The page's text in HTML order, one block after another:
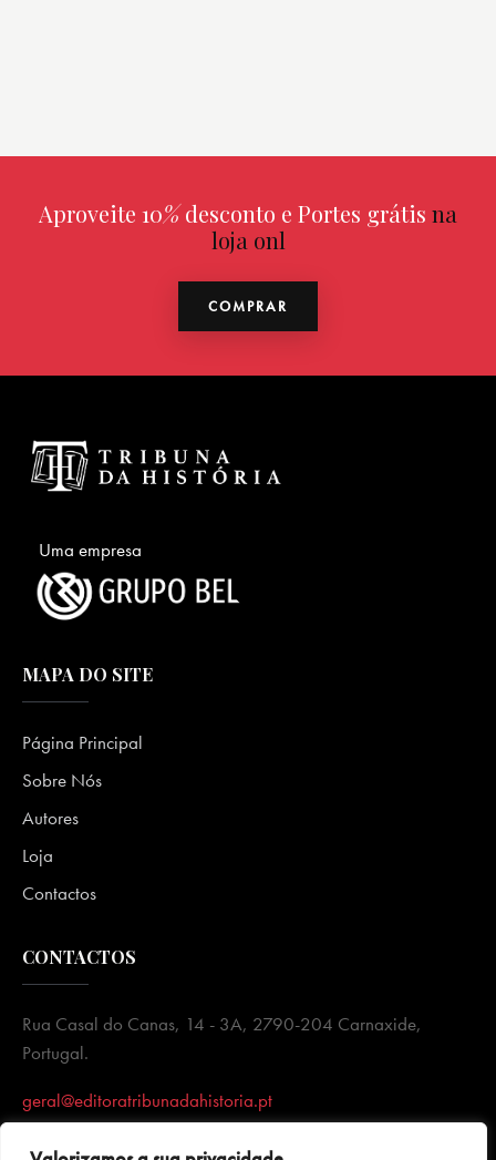
Aproveite 10%desconto e Portes grátis na
loja online
COMPRAR
Uma empresa
MAPA DO SITE
Página Principal
Sobre Nós
Autores
Loja
Contactos
CONTACTOS
Rua Casal do Canas, 14 - 3A, 2790-204 Carnaxide,
Portugal.
geral@editoratribunadahistoria.pt